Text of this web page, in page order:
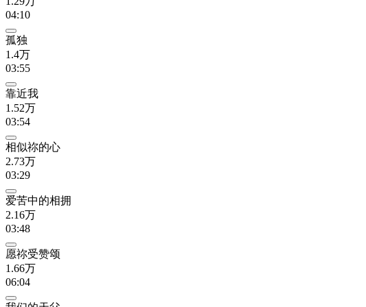
04:10
孤独
1.4万
03:55
靠近我
1.52万
03:54
相似祢的心
2.73万
03:29
爱苦中的相拥
2.16万
03:48
愿祢受赞颂
1.66万
06:04